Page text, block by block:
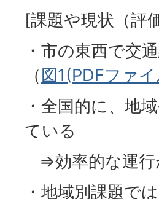
[課題や現状（評
・市の東西で交
（ 図1(PDFファ
・全国的に、地
ている
⇒効率的な運行
・地域別課題で